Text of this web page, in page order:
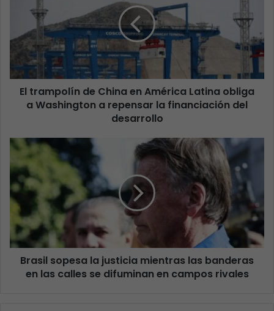
El trampolín de China en América Latina obliga
a Washington a repensar la financiación del
desarrollo
Brasil sopesa la justicia mientras las banderas
en las calles se difuminan en campos rivales